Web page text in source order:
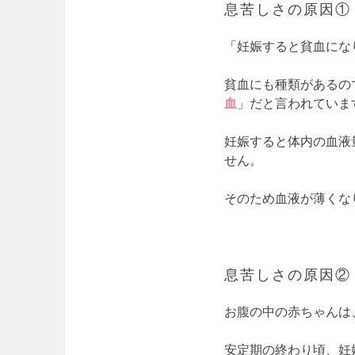
息苦しさの原因①
「妊娠すると貧血に
貧血にも種類がある
血 」だと言われていま
妊娠すると体内の血
せん。
そのため血液が薄くな
息苦しさの原因②
お腹の中の赤ちゃん
安定期の終わり頃、